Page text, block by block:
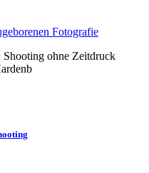
Fotografie
ohne Zeitdruck